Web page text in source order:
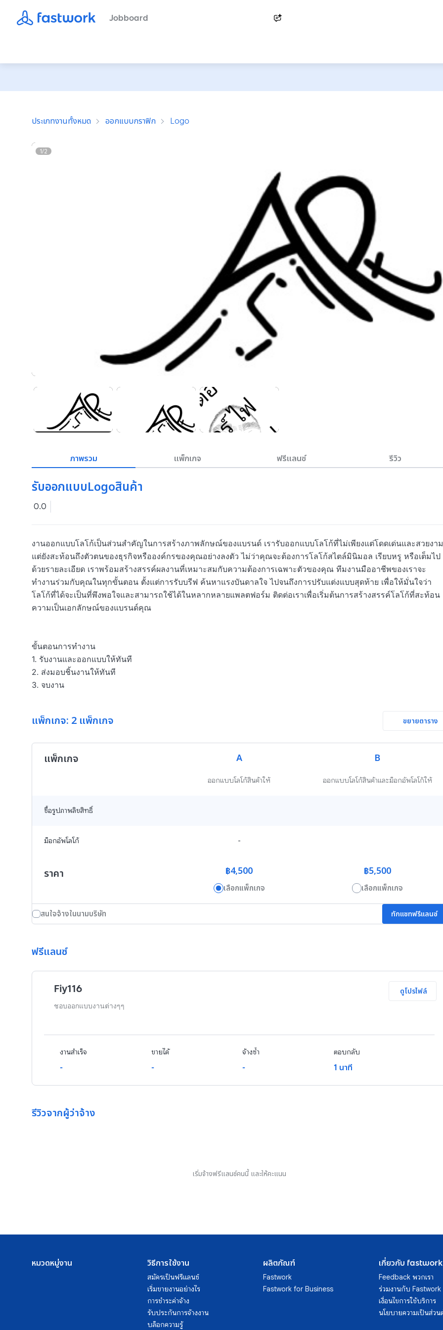
Jobboard
ประเภทงานทั้งหมด ออกแบบกราฟิก Logo
1/2
ภาพรวม แพ็กเกจ ฟรีแลนซ์ รีวิว
รับออกแบบLogoสินค้า
0.0
งานออกแบบโลโก้เป็นส่วนสำคัญในการสร้างภาพลักษณ์ของแบรนด์ เรารับออกแบบโลโก้ที่ไม่เพียงแต่โดดเด่นและสวยงาม
แต่ยังสะท้อนถึงตัวตนของธุรกิจหรือองค์กรของคุณอย่างลงตัว ไม่ว่าคุณจะต้องการโลโก้สไตล์มินิมอล เรียบหรู หรือเต็มไป
ด้วยรายละเอียด เราพร้อมสร้างสรรค์ผลงานที่เหมาะสมกับความต้องการเฉพาะตัวของคุณ ทีมงานมืออาชีพของเราจะ
ทำงานร่วมกับคุณในทุกขั้นตอน ตั้งแต่การรับบรีฟ ค้นหาแรงบันดาลใจ ไปจนถึงการปรับแต่งแบบสุดท้าย เพื่อให้มั่นใจว่า
โลโก้ที่ได้จะเป็นที่พึงพอใจและสามารถใช้ได้ในหลากหลายแพลตฟอร์ม ติดต่อเราเพื่อเริ่มต้นการสร้างสรรค์โลโก้ที่สะท้อน
ความเป็นเอกลักษณ์ของแบรนด์คุณ
ขั้นตอนการทำงาน
1. รับงานและออกแบบให้ทันที
2. ส่งมอบชิ้นงานให้ทันที
3. จบงาน
แพ็กเกจ: 2 แพ็กเกจ ขยายตาราง
แพ็กเกจ A B
ออกแบบโลโก้สินค้าให้ ออกแบบโลโก้สินค้าและม็อกอัพโลโก้ให้
ซื้อรูปภาพลิขสิทธิ์
ม็อกอัพโลโก้ -
ราคา ฿4,500
เลือกแพ็กเกจ
฿5,500
เลือกแพ็กเกจ
สนใจจ้างในนามบริษัท ทักแชทฟรีแลนซ์
ฟรีแลนซ์
Fiy116
ชอบออกแบบงานต่างๆๆ
ดูโปรไฟล์
งานสำเร็จ
-
ขายได้
-
จ้างซ้ำ
-
ตอบกลับ
1 นาที
รีวิวจากผู้ว่าจ้าง
เริ่มจ้างฟรีแลนซ์คนนี้ และให้คะแนน
หมวดหมู่งาน วิธีการใช้งาน
สมัครเป็นฟรีแลนซ์
เริ่มขายงานอย่างไร
การชำระค่าจ้าง
รับประกันการจ้างงาน
บล็อกความรู้
ผลิตภัณฑ์
Fastwork
Fastwork for Business
เกี่ยวกับ fastwork
Feedback พวกเรา
ร่วมงานกับ Fastwork
เงื่อนไขการใช้บริการ
นโยบายความเป็นส่วน